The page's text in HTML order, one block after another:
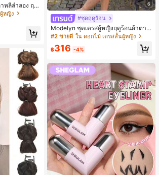
หลีลำลอง ฤดู
ระบาย ชิคแล
หญิง
6
#ชุดฤดูร้อน
Modelyn ชุดเดรสผู้หญิงฤดูร้อนผ้าตาข่
ายพิมพ์ลาย คอไม่สมมาตร จับจีบ หรูหร
#2 ขายดี ใน ดอกไม้ เดรสสั้นผู้หญิง
฿316 -4%